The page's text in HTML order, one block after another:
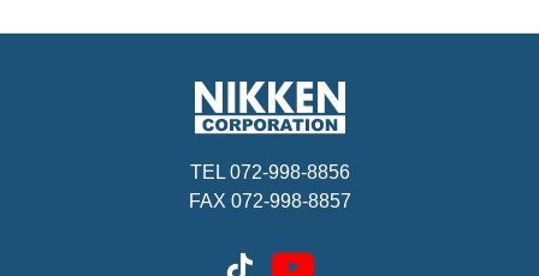
TEL 072-998-8856
FAX 072-998-8857